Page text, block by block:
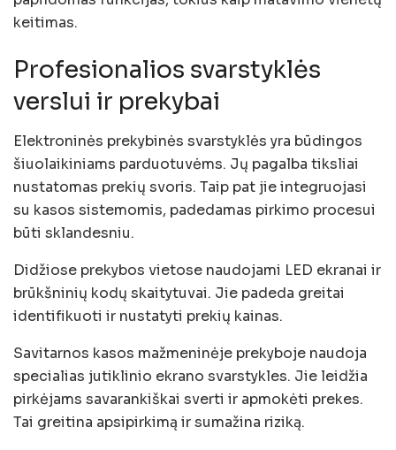
keitimas.
Profesionalios svarstyklės
verslui ir prekybai
Elektroninės prekybinės svarstyklės yra būdingos
šiuolaikiniams parduotuvėms. Jų pagalba tiksliai
nustatomas prekių svoris. Taip pat jie integruojasi
su kasos sistemomis, padedamas pirkimo procesui
būti sklandesniu.
Didžiose prekybos vietose naudojami LED ekranai ir
brūkšninių kodų skaitytuvai. Jie padeda greitai
identifikuoti ir nustatyti prekių kainas.
Savitarnos kasos mažmeninėje prekyboje naudoja
specialias jutiklinio ekrano svarstykles. Jie leidžia
pirkėjams savarankiškai sverti ir apmokėti prekes.
Tai greitina apsipirkimą ir sumažina riziką.